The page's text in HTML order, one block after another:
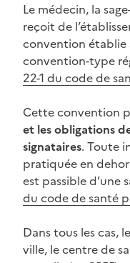
Le médecin, la
reçoit de
convention établie
convention-type
22-1 du code de
Cette convention
et les obligations
signataires. Toute
pratiquée en
est passible d’une
du code de santé
Dans tous les cas,
ville, le centre de